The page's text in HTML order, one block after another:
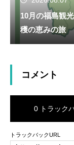
10月の福島観
穫の恵みの旅
コメント
0 トラック
トラックバックURL